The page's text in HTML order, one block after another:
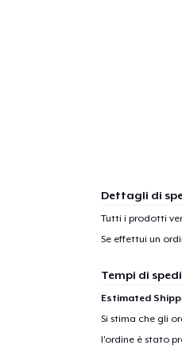
Dettagli di
Tutti i prodotti
Se effettui un
Tempi di
Estimated
Si stima che gli
l'ordine è stato